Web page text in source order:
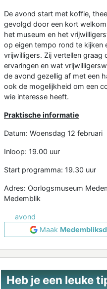
De avond start met koffie,
gevolgd door een kort
het museum en het
op eigen tempo rond te kijken
vrijwilligers. Zij vertellen graag
ervaringen en wat
de avond gezellig af met een
ook de mogelijkheid om een
wie interesse heeft.
Praktische informatie
Datum: Woensdag 12 februari
Inloop: 19.00 uur
Start programma: 19.30 uur
Adres: Oorlogsmuseum
Medemblik
avond
Maak
Heb je een leuke